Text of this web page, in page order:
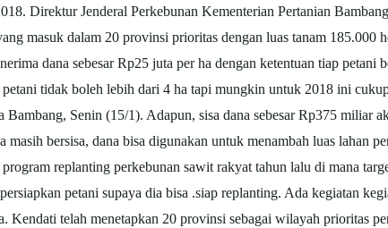
Direktur Jenderal Perkebunan Kementerian Pertanian
masuk dalam 20 provinsi prioritas dengan luas tanam 185.000
dana sebesar Rp25 juta per ha dengan ketentuan tiap
tidak boleh lebih dari 4 ha tapi mungkin untuk 2018 ini
Senin (15/1). Adapun, sisa dana sebesar Rp375 miliar
bersisa, dana bisa digunakan untuk menambah luas lahan
replanting perkebunan sawit rakyat tahun lalu di mana
petani supaya dia bisa .siap replanting. Ada kegiatan
Kendati telah menetapkan 20 provinsi sebagai wilayah prioritas